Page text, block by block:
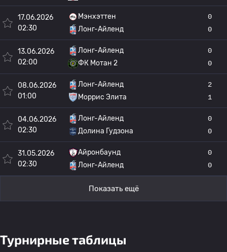
17.06.2026
02:30
Мэнхэттен
Лонг-Айленд
0
0
13.06.2026
02:00
Лонг-Айленд
ФК Мотан 2
0
0
08.06.2026
01:00
Лонг-Айленд
Моррис Элита
2
1
04.06.2026
02:30
Лонг-Айленд
Долина Гудзона
0
0
31.05.2026
02:30
Айронбаунд
Лонг-Айленд
0
0
Показать ещё
Турнирные таблицы